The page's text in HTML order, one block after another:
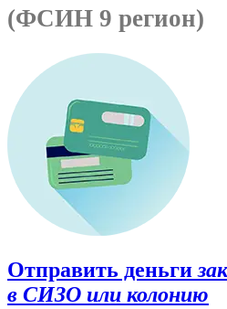
(ФСИН 9 регион)
Отправить деньги
в СИЗО или колонию